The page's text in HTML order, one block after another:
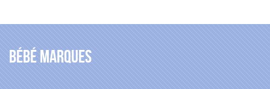
Bébé Marques